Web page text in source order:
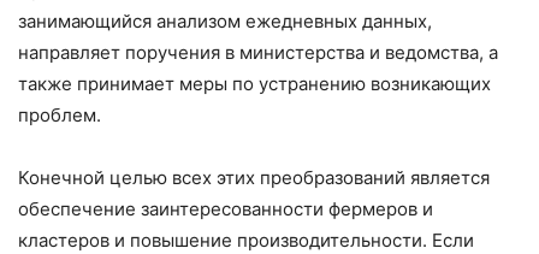
занимающийся анализом ежедневных данных,
направляет поручения в министерства и ведомства, а
также принимает меры по устранению возникающих
проблем.
Конечной целью всех этих преобразований является
обеспечение заинтересованности фермеров и
кластеров и повышение производительности. Если